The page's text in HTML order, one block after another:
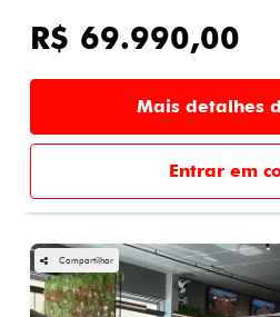
R$ 69.990,00
Mais detalhes
Entrar em
Compartilhar